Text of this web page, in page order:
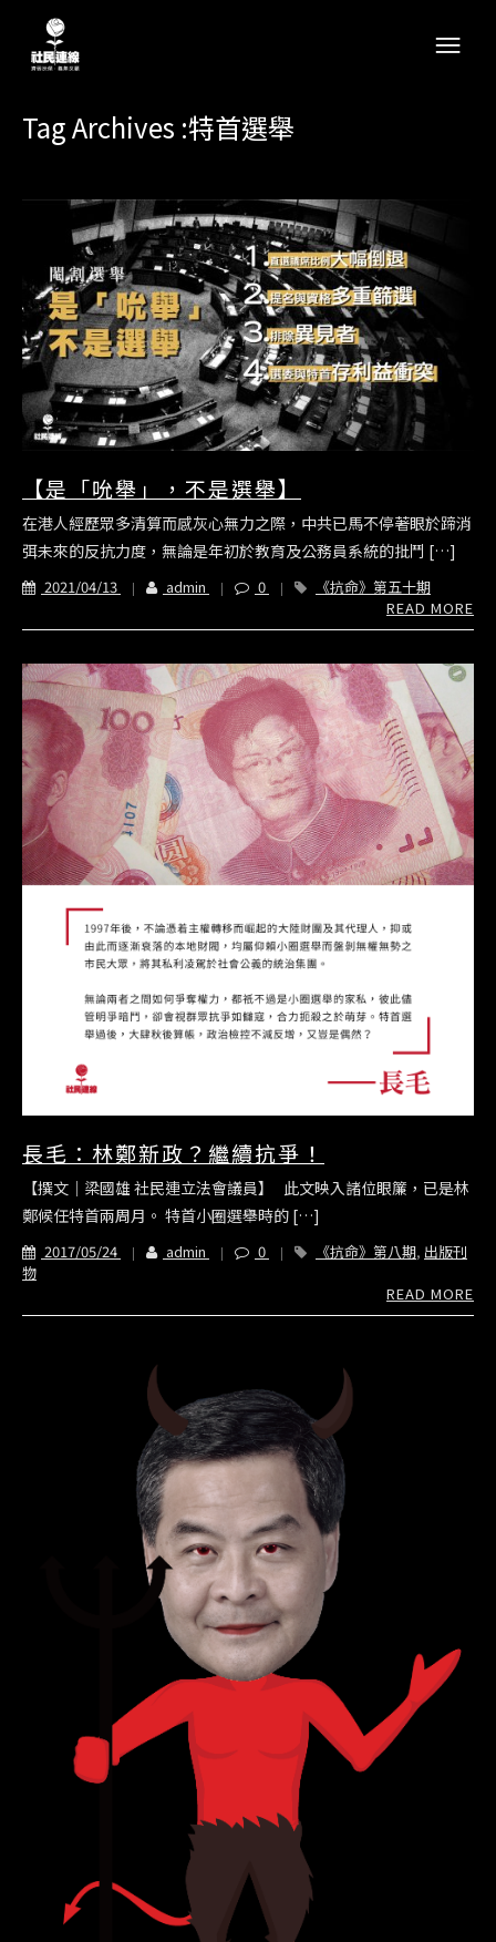
Tag Archives :特首選舉
【是「吮舉」，不是選舉】
在港人經歷眾多清算而感灰心無力之際，中共已馬不停著眼於蹄消
弭未來的反抗力度，無論是年初於教育及公務員系統的批鬥 […]
2021/04/13 admin 0
《抗命》第五十期
READ MORE
長毛：林鄭新政？繼續抗爭！
【撰文｜梁國雄 社民連立法會議員】 此文映入諸位眼簾，已是林
鄭候任特首兩周月。 特首小圈選舉時的 […]
2017/05/24 admin 0 《抗命》第八期, 出版刊
物
READ MORE